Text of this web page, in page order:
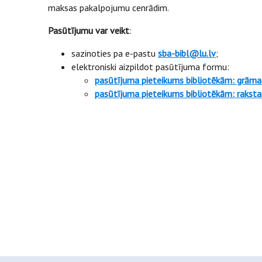
maksas pakalpojumu cenrādim.
Pasūtījumu var veikt:
sazinoties pa e-pastu sba-bibl@lu.lv;
elektroniski aizpildot pasūtījuma formu:
pasūtījuma pieteikums bibliotēkām:
pasūtījuma pieteikums bibliotēkām: